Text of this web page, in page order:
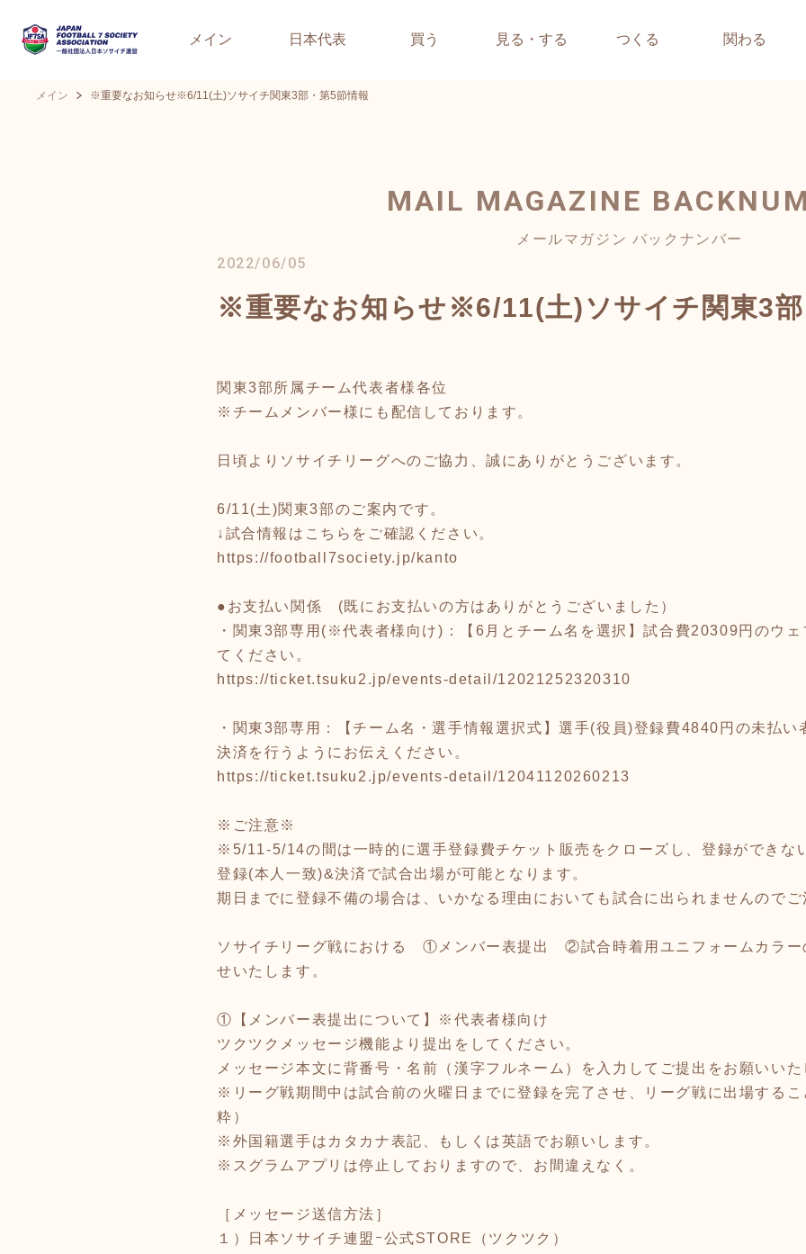
メイン 日本代表 買う 見る・する つくる 関わる
メイン ※重要なお知らせ※6/11(土)ソサイチ関東3部・第5節情報
MAIL MAGAZINE
メールマガジン バックナンバー
2022/06/05
※重要なお知らせ※6/11(土)ソサイチ関東3部
関東3部所属チーム代表者様各位
※チームメンバー様にも配信しております。
日頃よりソサイチリーグへのご協力、誠にありがとうございます。
6/11(土)関東3部のご案内です。
↓試合情報はこちらをご確認ください。
https://football7society.jp/kanto
●お支払い関係 (既にお支払いの方はありがとうございました）
・関東3部専用(※代表者様向け)：【6月とチーム名を選択】試合費20309円のウ
てください。
https://ticket.tsuku2.jp/events-detail/12021252320310
・関東3部専用：【チーム名・選手情報選択式】選手(役員)登録費4840円の未払い
決済を行うようにお伝えください。
https://ticket.tsuku2.jp/events-detail/12041120260213
※ご注意※
※5/11-5/14の間は一時的に選手登録費チケット販売をクローズし、登録ができな
登録(本人一致)&決済で試合出場が可能となります。
期日までに登録不備の場合は、いかなる理由においても試合に出られませんのでご
ソサイチリーグ戦における ①メンバー表提出 ②試合時着用ユニフォームカラ
せいたします。
①【メンバー表提出について】※代表者様向け
ツクツクメッセージ機能より提出をしてください。
メッセージ本文に背番号・名前（漢字フルネーム）を入力してご提出をお願いいた
※リーグ戦期間中は試合前の火曜日までに登録を完了させ、リーグ戦に出場する
粋）
※外国籍選手はカタカナ表記、もしくは英語でお願いします。
※スグラムアプリは停止しておりますので、お間違えなく。
［メッセージ送信方法］
１）日本ソサイチ連盟ｰ公式STORE（ツクツク）